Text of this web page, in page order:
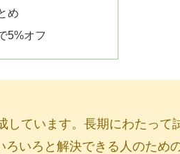
め
5%オフ
ています。長期にわたって
いろと解決できる人のため